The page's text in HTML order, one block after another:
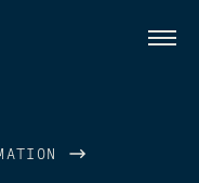
Menü